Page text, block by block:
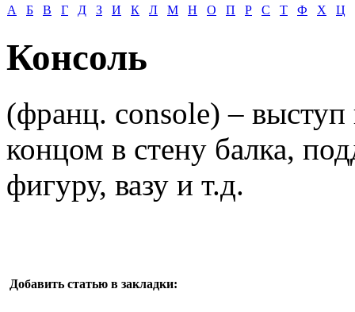
А Б В Г Д З И К Л М Н О П Р С Т Ф Х Ц
Консоль
(франц. console) – выступ
концом в стену балка,
фигуру, вазу и т.д.
Добавить статью в закладки: